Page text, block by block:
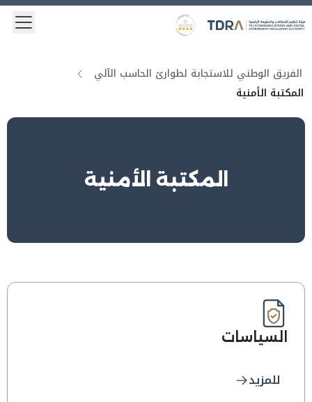
Logo
Gold star Logo
الفريق الوطني للاستجابة لطوارئ الحاسب الآلي
المكتبة الأمنية
المكتبة الأمنية
السياسات
للمزيد